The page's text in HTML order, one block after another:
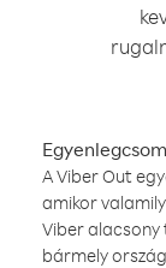
A Viber Out
amikor
Viber
bármely